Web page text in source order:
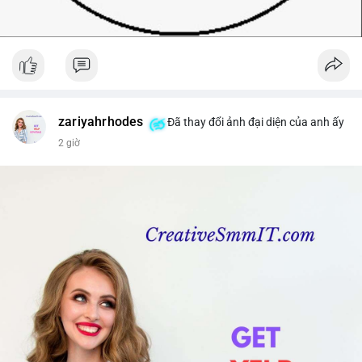
zariyahrhodes Đã thay đổi ảnh đại diện của anh ấy
2 giờ